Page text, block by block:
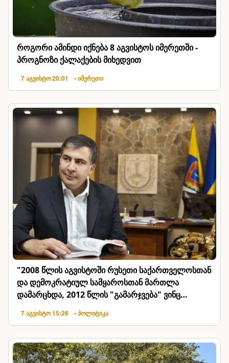
როგორი ამინდი იქნება 8 აგვისტოს იმერეთში -
პროგნოზი ქალაქების მიხედვით
7 აგვისტო 20:01 • იმერეთი
"2008 წლის აგვისტოში რუსეთი საქართველოსთან
და დემოკრატიულ სამყაროსთან მართლა
დამარცხდა, 2012 წლის "გამარჯვება" ვინც
კატასტროფა"
7 აგვისტო 15:26 • პოლიტიკა